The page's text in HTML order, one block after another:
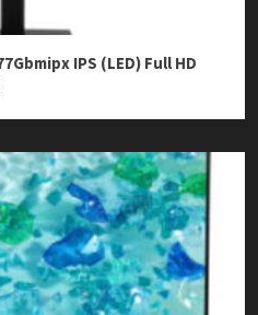
IPS (LED) Full HD